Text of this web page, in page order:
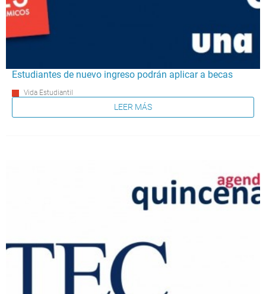
Estudiantes de nuevo ingreso podrán aplicar a becas
Vida Estudiantil
LEER MÁS